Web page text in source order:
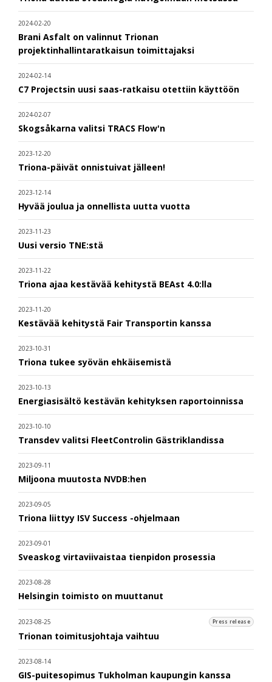
2024-02-20
Brani Asfalt on valinnut Trionan
projektinhallintaratkaisun toimittajaksi
2024-02-14
C7 Projectsin uusi saas-ratkaisu otettiin käyttöön
2024-02-07
Skogsåkarna valitsi TRACS Flow'n
2023-12-20
Triona-päivät onnistuivat jälleen!
2023-12-14
Hyvää joulua ja onnellista uutta vuotta
2023-11-23
Uusi versio TNE:stä
2023-11-22
Triona ajaa kestävää kehitystä BEAst 4.0:lla
2023-11-20
Kestävää kehitystä Fair Transportin kanssa
2023-10-31
Triona tukee syövän ehkäisemistä
2023-10-13
Energiasisältö kestävän kehityksen raportoinnissa
2023-10-10
Transdev valitsi FleetControlin Gästriklandissa
2023-09-11
Miljoona muutosta NVDB:hen
2023-09-05
Triona liittyy ISV Success -ohjelmaan
2023-09-01
Sveaskog virtaviivaistaa tienpidon prosessia
2023-08-28
Helsingin toimisto on muuttanut
2023-08-25 Press release
Trionan toimitusjohtaja vaihtuu
2023-08-14
GIS-puitesopimus Tukholman kaupungin kanssa